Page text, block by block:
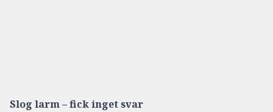
Slog larm – fick inget svar